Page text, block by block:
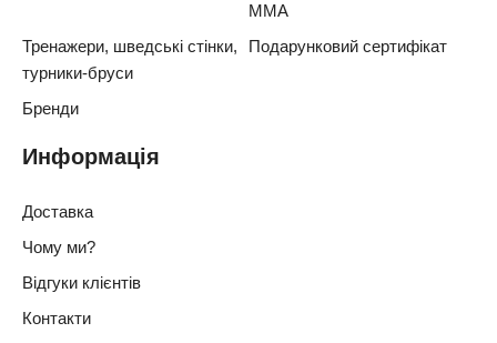
ММА
Тренажери, шведські стінки,
турники-бруси
Подарунковий сертифікат
Бренди
Информація
Доставка
Чому ми?
Відгуки клієнтів
Контакти